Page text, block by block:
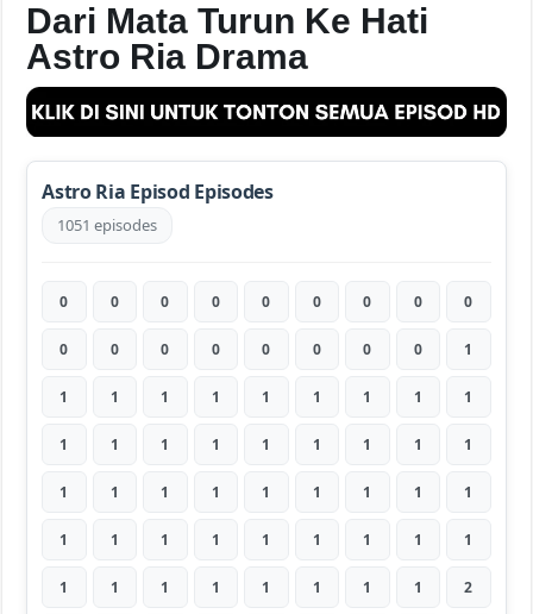
Dari Mata Turun Ke Hati
Astro Ria Drama
Astro Ria Episod Episodes
1051 episodes
0 0 0 0 0 0 0 0 0
0 0 0 0 0 0 0 0 1
1 1 1 1 1 1 1 1 1
1 1 1 1 1 1 1 1 1
1 1 1 1 1 1 1 1 1
1 1 1 1 1 1 1 1 1
1 1 1 1 1 1 1 1 2